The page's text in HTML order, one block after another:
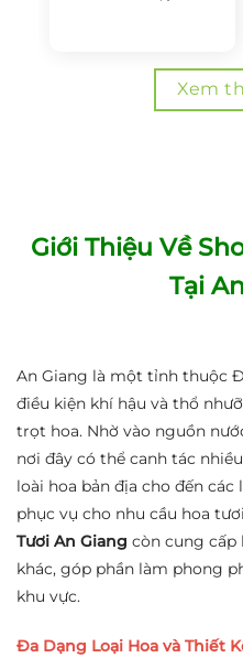
Xem
Giới Thiệu Về
Tại
An Giang là một tỉnh thuộc
điều kiện khí hậu và thổ
trọt hoa. Nhờ vào nguồn
nơi đây có thể canh tác
loài hoa bản địa cho đến
phục vụ cho nhu cầu hoa
Tươi An Giang còn cung cấp
khác, góp phần làm phong
khu vực.
Đa Dạng Loại Hoa và Thiết